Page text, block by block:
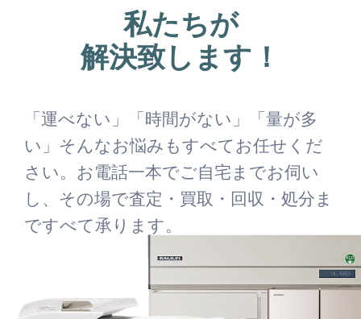
私たちが
解決致します！
「運べない」「時間がない」「量が多
い」そんなお悩みもすべてお任せくだ
さい。お電話一本でご自宅までお伺い
し、その場で査定・買取・回収・処分ま
ですべて承ります。